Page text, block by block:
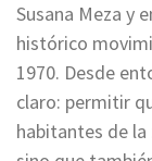
Susana Meza y
histórico
1970. Desde
claro: permitir
habitantes de